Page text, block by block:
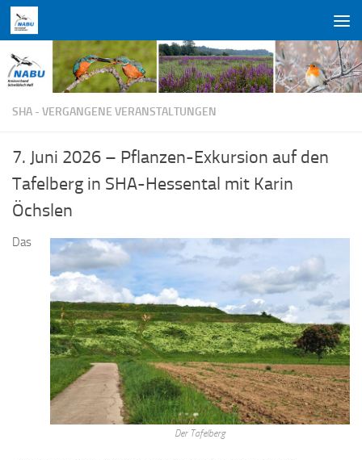
Zum Inhalt springen
SHA - VERGANGENE VERANSTALTUNGEN
7. Juni 2026 – Pflanzen-Exkursion auf den
Tafelberg in SHA-Hessental mit Karin
Öchslen
Der Tafelberg
Das